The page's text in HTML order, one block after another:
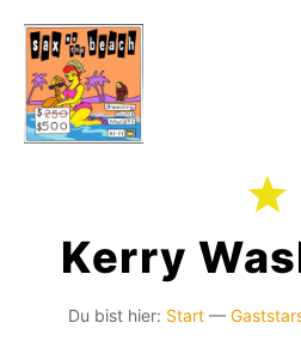
Kerry
Du bist hier: Start —